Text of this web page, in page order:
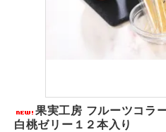
果実工房 フルーツコラ
白桃ゼリー１２本入り